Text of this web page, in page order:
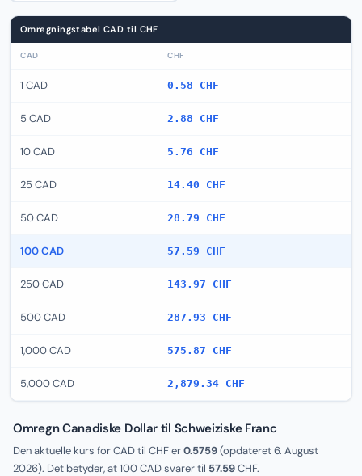
Omregningstabel CAD til CHF
CAD CHF
1 CAD 0.58 CHF
5 CAD 2.88 CHF
10 CAD 5.76 CHF
25 CAD 14.40 CHF
50 CAD 28.79 CHF
100 CAD 57.59 CHF
250 CAD 143.97 CHF
500 CAD 287.93 CHF
1,000 CAD 575.87 CHF
5,000 CAD 2,879.34 CHF
Omregn Canadiske Dollar til Schweiziske Franc
Den aktuelle kurs for CAD til CHF er0.5759(opdateret6. August
2026). Det betyder, at 100 CAD svarer til 57.59CHF.